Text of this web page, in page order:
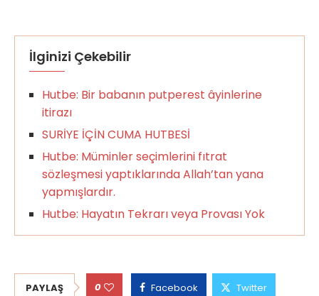
İlginizi Çekebilir
Hutbe: Bir babanın putperest âyinlerine
itirazı
SURİYE İÇİN CUMA HUTBESİ
Hutbe: Müminler seçimlerini fıtrat
sözleşmesi yaptıklarında Allah’tan yana
yapmışlardır.
Hutbe: Hayatın Tekrarı veya Provası Yok
PAYLAŞ 0 Facebook Twitter